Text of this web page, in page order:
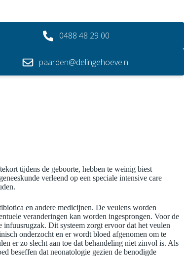
0488 48 29 00
paarden@delingehoeve.nl
tijdens de geboorte, hebben te weinig biest
verleend op een speciale intensive care
en andere medicijnen. De veulens worden
veranderingen kan worden ingesprongen. Voor de
Dit systeem zorgt ervoor dat het veulen
onderzocht en er wordt bloed afgenomen om te
er zo slecht aan toe dat behandeling niet zinvol is. Als
beseffen dat neonatologie gezien de benodigde